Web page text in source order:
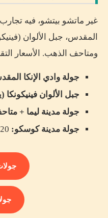
غير ماتشو بيتشو، فيه تجارب
المقدس، جبل الألوان
ومتاحف الذهب. الأسعار
جولة وادي الإنكا
جبل الألوان
جولة مدينة ليما +
جولة مدينة كوسكو: